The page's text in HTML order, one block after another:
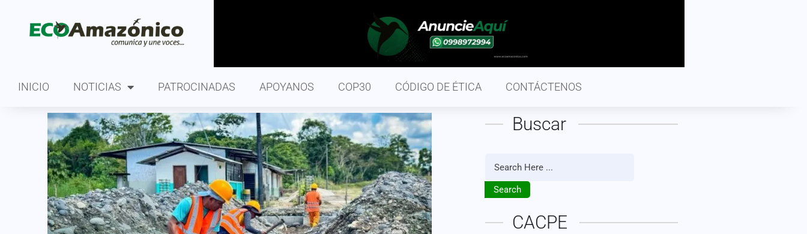
INICIO NOTICIAS PATROCINADAS APOYANOS COP30 CÓDIGO DE ÉTICA CONTÁCTENOS
Buscar
Search
CACPE